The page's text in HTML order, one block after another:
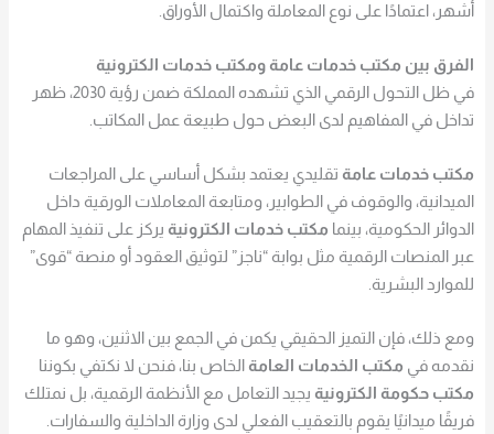
أشهر، اعتمادًا على نوع المعاملة واكتمال الأوراق.
الفرق بين مكتب خدمات عامة ومكتب خدمات الكترونية
في ظل التحول الرقمي الذي تشهده المملكة ضمن رؤية 2030، ظهر
تداخل في المفاهيم لدى البعض حول طبيعة عمل المكاتب.
مكتب خدمات عامة تقليدي يعتمد بشكل أساسي على المراجعات
الميدانية، والوقوف في الطوابير، ومتابعة المعاملات الورقية داخل
الدوائر الحكومية، بينما مكتب خدمات الكترونية يركز على تنفيذ المهام
عبر المنصات الرقمية مثل بوابة “ناجز” لتوثيق العقود أو منصة “قوى”
للموارد البشرية.
ومع ذلك، فإن التميز الحقيقي يكمن في الجمع بين الاثنين، وهو ما
نقدمه في مكتب الخدمات العامة الخاص بنا، فنحن لا نكتفي بكوننا
مكتب حكومة الكترونية يجيد التعامل مع الأنظمة الرقمية، بل نمتلك
فريقًا ميدانيًا يقوم بالتعقيب الفعلي لدى وزارة الداخلية والسفارات.